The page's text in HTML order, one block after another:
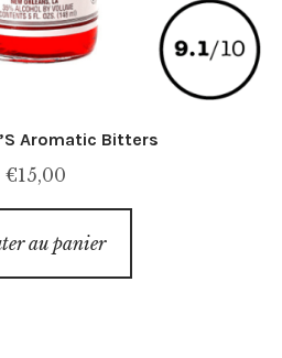
Aromatic Bitters
€15,00
au panier